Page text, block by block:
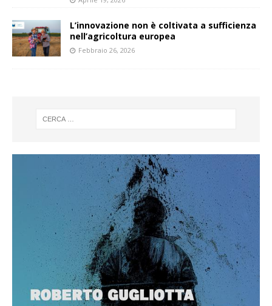
L’innovazione non è coltivata a sufficienza
nell’agricoltura europea
Febbraio 26, 2026